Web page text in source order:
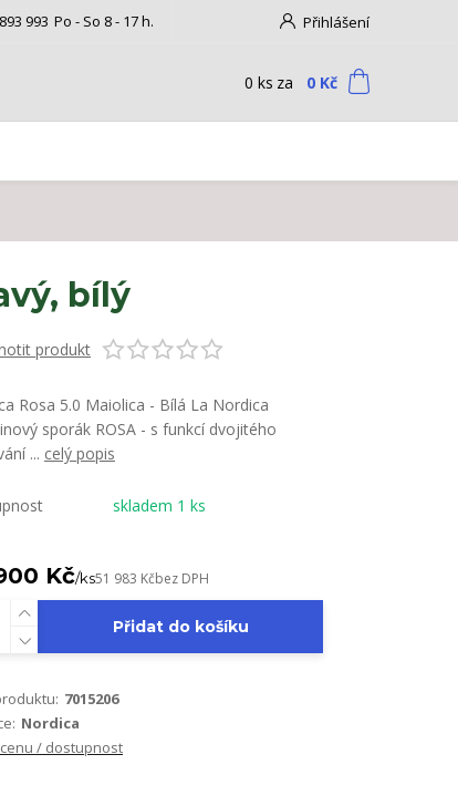
Přihlášení
993 Po - So 8 - 17 h.
0 ks za 0 Kč
bílý
produkt
Rosa 5.0 Maiolica - Bílá La Nordica
sporák ROSA - s funkcí dvojitého
... celý popis
skladem 1 ks
Kč/ks51 983 Kčbez DPH
Přidat do košíku
7015206
Nordica
/ dostupnost